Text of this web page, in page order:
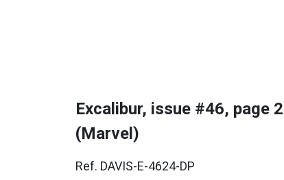
Excalibur, issue #46, page
(Marvel)
Ref. DAVIS-E-4624-DP